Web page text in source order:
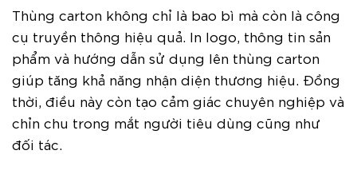
Thùng carton không chỉ là bao bì mà còn là công
cụ truyền thông hiệu quả. In logo, thông tin sản
phẩm và hướng dẫn sử dụng lên thùng carton
giúp tăng khả năng nhận diện thương hiệu. Đồng
thời, điều này còn tạo cảm giác chuyên nghiệp và
chỉn chu trong mắt người tiêu dùng cũng như
đối tác.